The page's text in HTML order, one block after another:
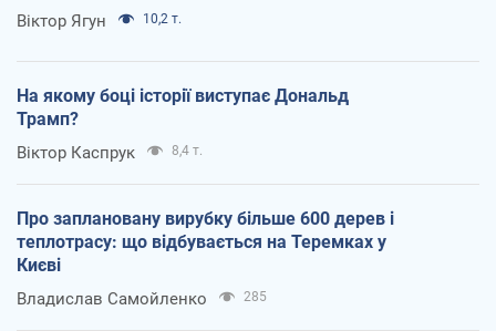
Віктор Ягун 10,2 т.
На якому боці історії виступає Дональд
Трамп?
Віктор Каспрук 8,4 т.
Про заплановану вирубку більше 600 дерев і
теплотрасу: що відбувається на Теремках у
Києві
Владислав Самойленко 285